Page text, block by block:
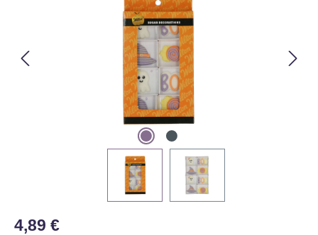
Regulärer Preis:
4,89 €